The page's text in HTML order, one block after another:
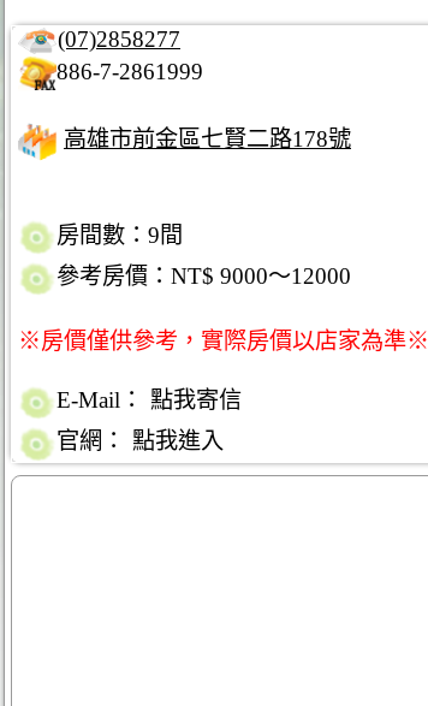
(07)2858277
886-7-2861999
高雄市前金區七賢二路178號
房間數：9間
參考房價：NT$ 9000～12000
※房價僅供參考，實際房價以店家為準※
E-Mail：
點我寄信
官網：
點我進入